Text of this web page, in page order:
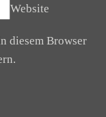
Website
diesem Browser